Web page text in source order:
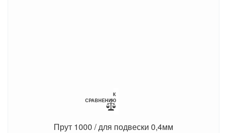
К
СРАВНЕНИЮ
Прут 1000 / для подвески 0,4мм